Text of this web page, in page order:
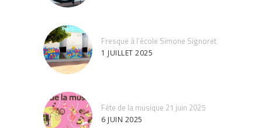
Fresque à l’école Simone Signoret
1 JUILLET 2025
Fête de la musique 21 juin 2025
6 JUIN 2025